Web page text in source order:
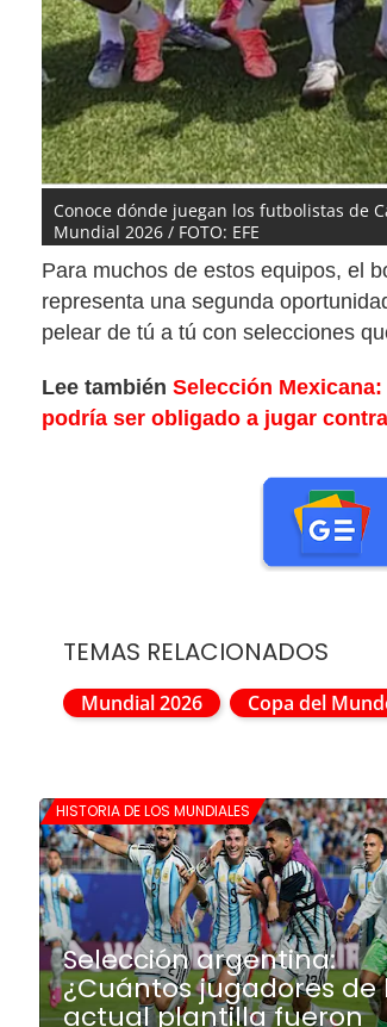
Conoce dónde juegan los futbolistas de
Mundial 2026 / FOTO: EFE
Para muchos de estos equipos, el
representa una segunda
pelear de tú a tú con selecciones
Lee también Selección
podría ser obligado a jugar
TEMAS RELACIONADOS
Mundial 2026 Copa del
HISTORIA DE LOS MUNDIALES
Selección argentina:
¿Cuántos jugadores de
actual plantilla fueron